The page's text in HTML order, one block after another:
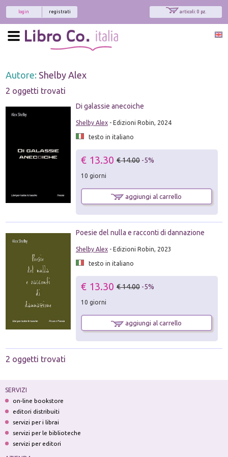
articoli: 0 pz.
registrati
login
Autore: Shelby Alex
2 oggetti trovati
Di galassie anecoiche
Shelby Alex- Edizioni Robin, 2024
testo in italiano
€ 13.30 € 14.00 -5%
10 giorni
aggiungi al carrello
Poesie del nulla e racconti di dannazione
Shelby Alex- Edizioni Robin, 2023
testo in italiano
€ 13.30 € 14.00 -5%
10 giorni
aggiungi al carrello
2 oggetti trovati
SERVIZI
on-line bookstore
editori distribuiti
servizi per i librai
servizi per le biblioteche
servizi per editori